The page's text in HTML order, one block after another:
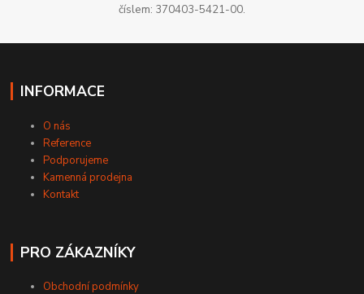
číslem: 370403-5421-00.
INFORMACE
O nás
Reference
Podporujeme
Kamenná prodejna
Kontakt
PRO ZÁKAZNÍKY
Obchodní podmínky